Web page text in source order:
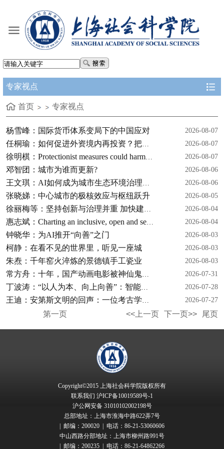
专家视点
首页 专家视点
杨雪峰：国际货币体系变局下的中国应对
2026-08-07
任桐瑜：如何促进外资境内再投资？把准高水平制度型开放着力点
2026-08-07
徐明棋：Protectionist measures could harm EU's interests
2026-08-07
邓智团：城市为谁而更新?
2026-08-06
王文琪：AI如何成为城市生态环境治理新引擎
2026-08-06
张晓娣：中心城市的极核效应与枢纽跃升
2026-08-05
徐丽梅等：坚持创新与治理并重 加快建设全球人工智能创新高地
2026-08-04
惠志斌：Charting an inclusive, open and secure path for global AI governance
2026-08-04
钟晓华：为AI推开“向善”之门 2026-08-03
柯静：在看不见的世界里，听见一座城 2026-08-03
朱焘：千年窑火淬炼的景德镇手工瓷业
2026-08-03
常方舟：十年，国产动画电影被神仙鬼怪困住了吗
2026-07-31
丁波涛：“以人为本、向上向善”：智能时代的全新文明选择
2026-07-28
王迪：安第斯文明的回声：一位考古学家的追寻
2026-07-27
第一页 <<上一页 下一页>> 尾页
Copyright©2015 上海社会科学院版权所有
联系我们 沪ICP备10019589号-1
沪公网安备 31010102002198号
总部地址：上海市淮海中路622弄7号
| 邮编：200020 | 电话：86-21-53060606
中山西路分部地址：上海市柳州路991号
| 邮编：200235 | 电话：86-21-64862266